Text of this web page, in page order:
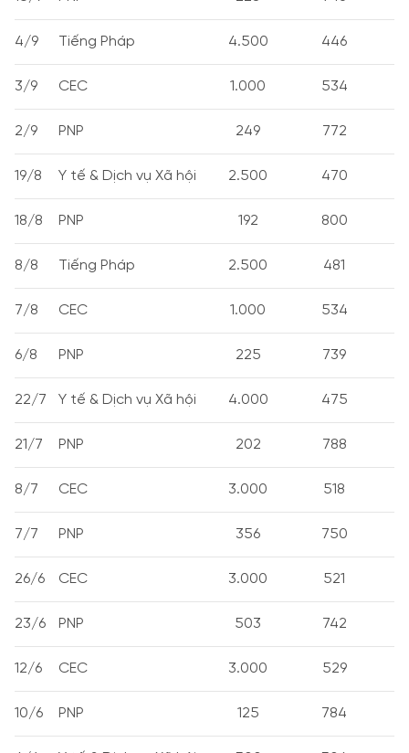
4/9 Tiếng Pháp 4.500 446
3/9 CEC 1.000 534
2/9 PNP 249 772
19/8 Y tế & Dịch vụ Xã hội 2.500 470
18/8 PNP 192 800
8/8 Tiếng Pháp 2.500 481
7/8 CEC 1.000 534
6/8 PNP 225 739
22/7 Y tế & Dịch vụ Xã hội 4.000 475
21/7 PNP 202 788
8/7 CEC 3.000 518
7/7 PNP 356 750
26/6 CEC 3.000 521
23/6 PNP 503 742
12/6 CEC 3.000 529
10/6 PNP 125 784